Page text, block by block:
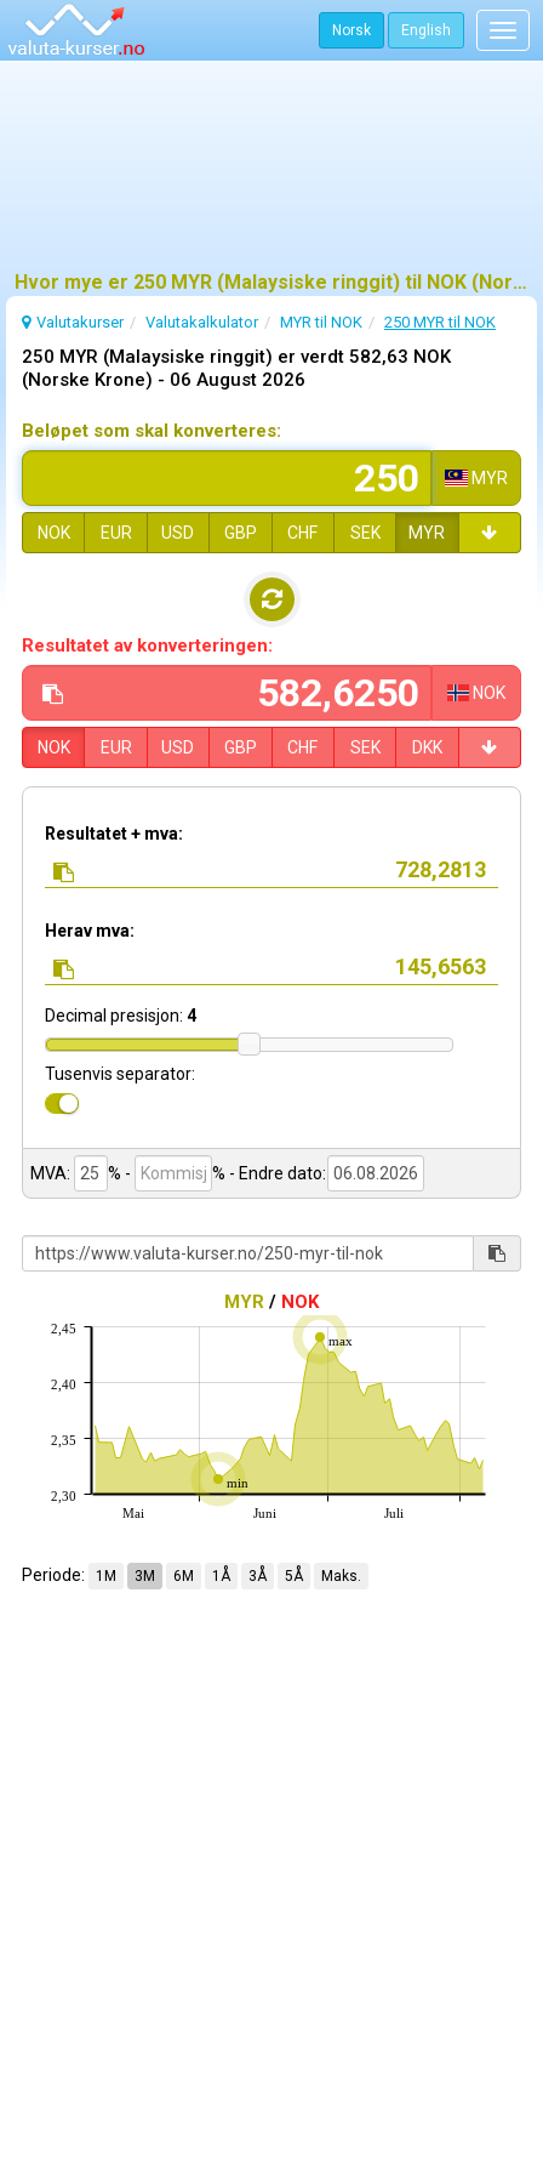
Norsk English
Hvor mye er 250 MYR (Malaysiske ringgit) til NOK (Norske Krone)?
Valutakurser Valutakalkulator MYR til NOK 250 MYR til NOK
250 MYR (Malaysiske ringgit) er verdt 582,63 NOK
(Norske Krone) - 06 August 2026
Beløpet som skal konverteres:
MYR
NOK EUR USD GBP CHF SEK MYR
Resultatet av konverteringen:
NOK
NOK EUR USD GBP CHF SEK DKK
Resultatet + mva:
Herav mva:
Decimal presisjon: 4
Tusenvis separator:
MVA: % - % - Endre dato:
MYR / NOK
min
max
Mai Juni Juli
2,30
2,35
2,40
2,45
Periode: 1M 3M 6M 1Å 3Å 5Å Maks.